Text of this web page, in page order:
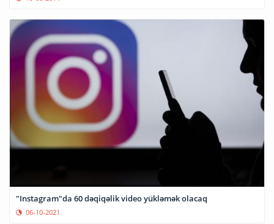
"Instagram"da 60 dəqiqəlik video yükləmək olacaq
06-10-2021